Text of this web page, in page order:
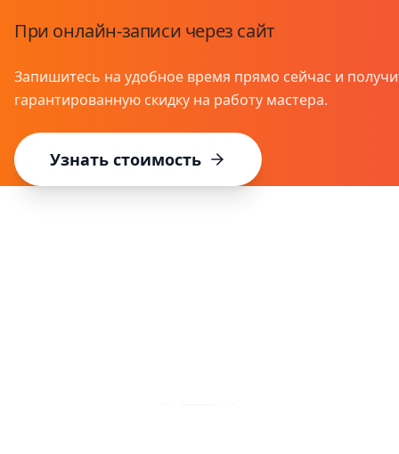
При онлайн-записи через сайт
Запишитесь на удобное время прямо сейчас и
гарантированную скидку на работу мастера.
Узнать стоимость